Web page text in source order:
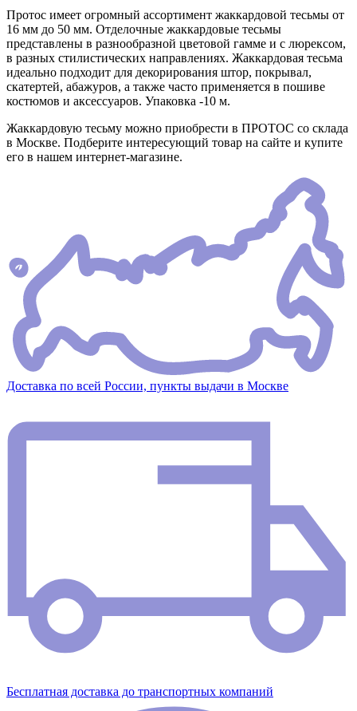
Протос имеет огромный ассортимент жаккардовой тесьмы от
16 мм до 50 мм. Отделочные жаккардовые тесьмы
представлены в разнообразной цветовой гамме и с люрексом,
в разных стилистических направлениях. Жаккардовая тесьма
идеально подходит для декорирования штор, покрывал,
скатертей, абажуров, а также часто применяется в пошиве
костюмов и аксессуаров. Упаковка -10 м.
Жаккардовую тесьму можно приобрести в ПРОТОС со склада
в Москве. Подберите интересующий товар на сайте и купите
его в нашем интернет-магазине.
Доставка по всей России, пункты выдачи в Москве
Бесплатная доставка до транспортных компаний